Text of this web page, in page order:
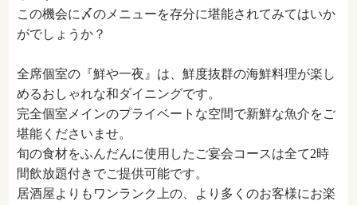
この機会に〆のメニューを存分に堪能されてみてはいか
がでしょうか？
全席個室の『鮮や一夜』は、鮮度抜群の海鮮料理が楽し
めるおしゃれな和ダイニングです。
完全個室メインのプライベートな空間で新鮮な魚介をご
堪能くださいませ。
旬の食材をふんだんに使用したご宴会コースは全て2時
間飲放題付きでご提供可能です。
居酒屋よりもワンランク上の、より多くのお客様にお楽